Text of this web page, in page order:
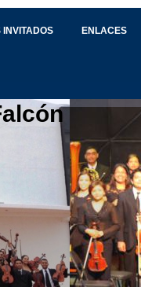
INVITADOS ENLACES